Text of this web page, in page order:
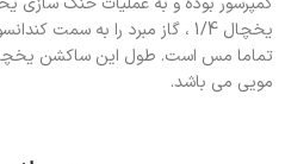
یخچال 1/4 ، گاز مبرد را به سمت
تماما مس است. طول این ساکشن
مویی می باشد.